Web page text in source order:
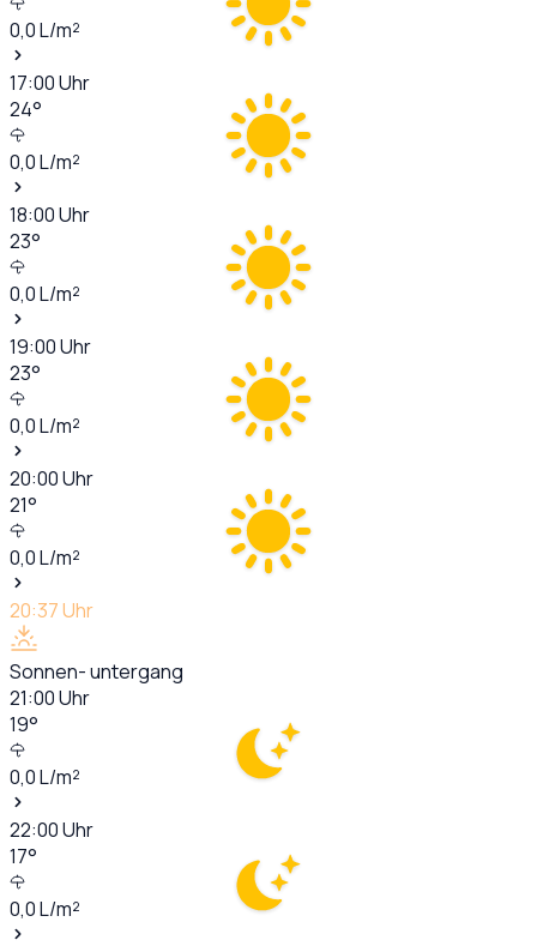
0,0L/m²
17:00Uhr
24°
0,0L/m²
18:00Uhr
23°
0,0L/m²
19:00Uhr
23°
0,0L/m²
20:00Uhr
21°
0,0L/m²
20:37Uhr
Sonnen- untergang
21:00Uhr
19°
0,0L/m²
22:00Uhr
17°
0,0L/m²